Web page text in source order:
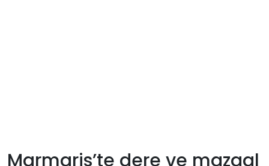
Marmaris’te dere ve mazgal